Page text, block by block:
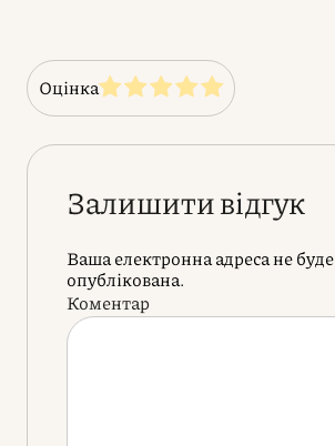
Оцінка
Залишити відгук
Ваша електронна адреса не буде
опублікована.
Коментар